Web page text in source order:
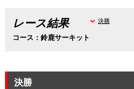
レース結果
コース：鈴鹿サーキット
決勝
決勝